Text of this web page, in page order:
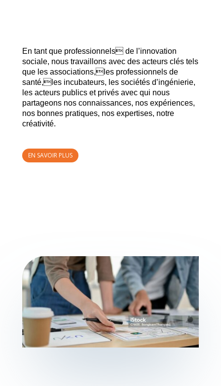
En tant que professionnels de l’innovation
sociale, nous travaillons avec des acteurs clés tels
que les associations,les professionnels de
santé,les incubateurs, les sociétés d’ingénierie,
les acteurs publics et privés avec qui nous
partageons nos connaissances, nos expériences,
nos bonnes pratiques, nos expertises, notre
créativité.
EN SAVOIR PLUS